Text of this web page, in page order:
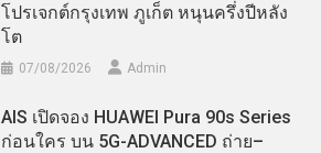
โปรเจกต์กรุงเทพ ภูเก็ต หนุนครึ่งปีหลัง
โต
07/08/2026 Admin
AIS เปิดจอง HUAWEI Pura 90s Series
ก่อนใคร บน 5G-ADVANCED ถ่าย–